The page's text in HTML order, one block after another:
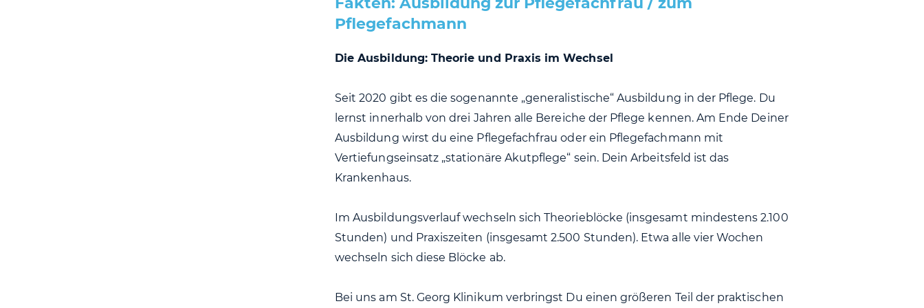
Pflegefachmann
Die Ausbildung: Theorie und Praxis im Wechsel
Seit 2020 gibt es die sogenannte „generalistische“ Ausbildung in der Pflege. Du
lernst innerhalb von drei Jahren alle Bereiche der Pflege kennen. Am Ende Deiner
Ausbildung wirst du eine Pflegefachfrau oder ein Pflegefachmann mit
Vertiefungseinsatz „stationäre Akutpflege“ sein. Dein Arbeitsfeld ist das
Krankenhaus.
Im Ausbildungsverlauf wechseln sich Theorieblöcke (insgesamt mindestens 2.100
Stunden) und Praxiszeiten (insgesamt 2.500 Stunden). Etwa alle vier Wochen
wechseln sich diese Blöcke ab.
Bei uns am St. Georg Klinikum verbringst Du einen größeren Teil der praktischen